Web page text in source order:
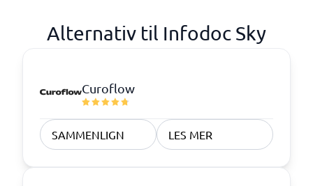
Alternativ til Infodoc Sky
Curoflow
SAMMENLIGN LES MER